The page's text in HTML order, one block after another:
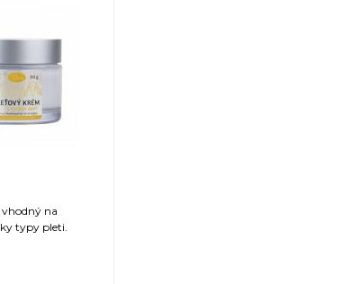
na
typy pleti.